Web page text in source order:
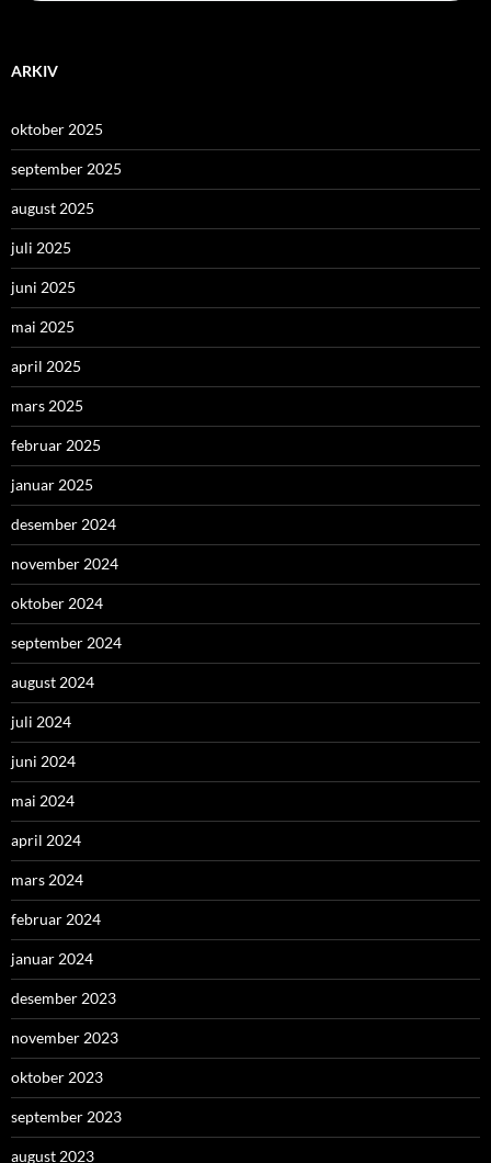
ARKIV
oktober 2025
september 2025
august 2025
juli 2025
juni 2025
mai 2025
april 2025
mars 2025
februar 2025
januar 2025
desember 2024
november 2024
oktober 2024
september 2024
august 2024
juli 2024
juni 2024
mai 2024
april 2024
mars 2024
februar 2024
januar 2024
desember 2023
november 2023
oktober 2023
september 2023
august 2023